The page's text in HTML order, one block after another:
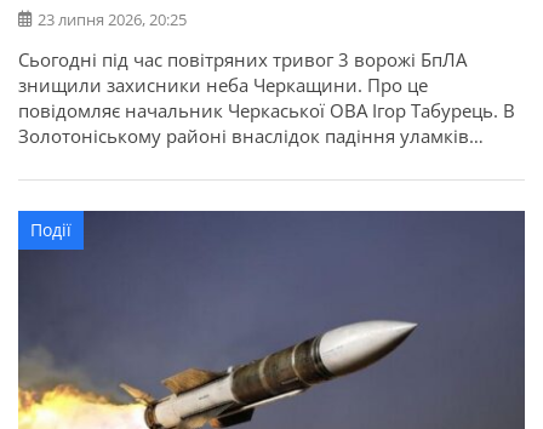
23 липня 2026, 20:25
Сьогодні під час повітряних тривог 3 ворожі БпЛА
знищили захисники неба Черкащини. Про це
повідомляє начальник Черкаської ОВА Ігор Табурець. В
Золотоніському районі внаслідок падіння уламків
електропередач. Усі потрібні служби працюють. На
щастя, минулось без травмованих.
Події